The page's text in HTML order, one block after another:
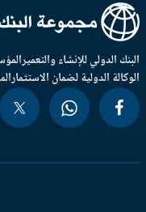
الدولي للإنشاء والتعميرالمؤسسة
الدولية لضمان الاستثمار